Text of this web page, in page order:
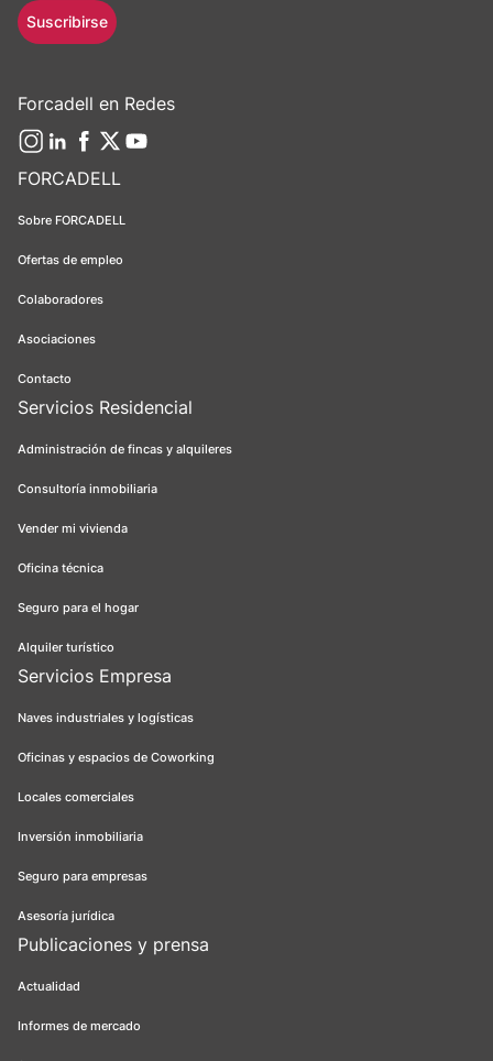
FORCADELL
Sobre FORCADELL
Ofertas de empleo
Colaboradores
Asociaciones
Contacto
Servicios Residencial
Administración de fincas y alquileres
Consultoría inmobiliaria
Vender mi vivienda
Oficina técnica
Seguro para el hogar
Alquiler turístico
Servicios Empresa
Naves industriales y logísticas
Oficinas y espacios de Coworking
Locales comerciales
Inversión inmobiliaria
Seguro para empresas
Asesoría jurídica
Publicaciones y prensa
Actualidad
Informes de mercado
Suscribirse
Forcadell en Redes